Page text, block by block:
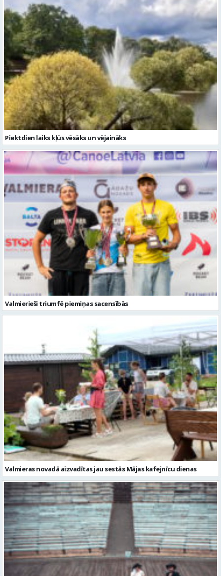
Piektdien laiks kļūs vēsāks un vējaināks
Valmierieši triumfē piemiņas sacensībās
Valmieras novadā aizvadītas jau sestās Mājas kafejnīcu dienas